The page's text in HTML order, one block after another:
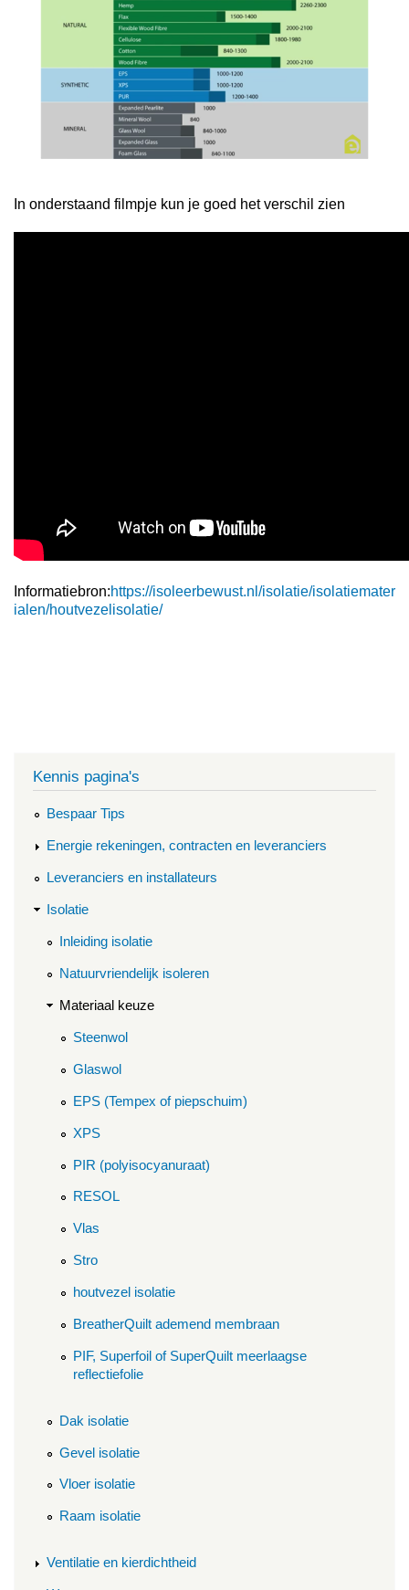
In onderstaand filmpje kun je goed het verschil zien
Informatiebron:https://isoleerbewust.nl/isolatie/isolatiemater
ialen/houtvezelisolatie/
Kennis pagina's
Bespaar Tips
Energie rekeningen, contracten en leveranciers
Leveranciers en installateurs
Isolatie
Inleiding isolatie
Natuurvriendelijk isoleren
Materiaal keuze
Steenwol
Glaswol
EPS (Tempex of piepschuim)
XPS
PIR (polyisocyanuraat)
RESOL
Vlas
Stro
houtvezel isolatie
BreatherQuilt ademend membraan
PIF, Superfoil of SuperQuilt meerlaagse
reflectiefolie
Dak isolatie
Gevel isolatie
Vloer isolatie
Raam isolatie
Ventilatie en kierdichtheid